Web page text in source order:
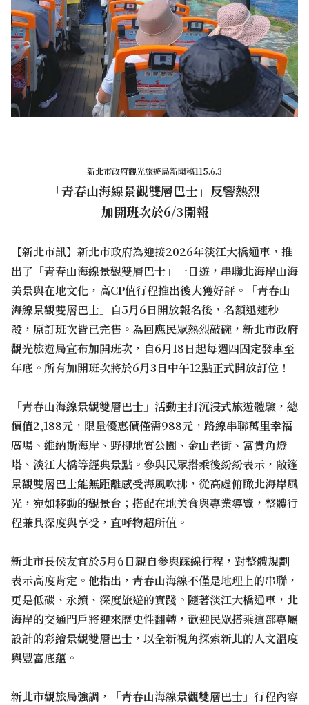
新北市政府觀光旅遊局新聞稿115.6.3
「青春山海線景觀雙層巴士」反響熱烈
加開班次於6/3開報
【新北市訊】新北市政府為迎接2026年淡江大橋通車，推
出了「青春山海線景觀雙層巴士」一日遊，串聯北海岸山海
美景與在地文化，高CP值行程推出後大獲好評。「青春山
海線景觀雙層巴士」自5月6日開放報名後，名額迅速秒
殺，原訂班次皆已完售。為回應民眾熱烈敲碗，新北市政府
觀光旅遊局宣布加開班次，自6月18日起每週四固定發車至
年底。所有加開班次將於6月3日中午12點正式開放訂位！
「青春山海線景觀雙層巴士」活動主打沉浸式旅遊體驗，總
價值2,188元，限量優惠價僅需988元，路線串聯萬里幸福
廣場、維納斯海岸、野柳地質公園、金山老街、富貴角燈
塔、淡江大橋等經典景點。參與民眾搭乘後紛紛表示，敞篷
景觀雙層巴士能無距離感受海風吹拂，從高處俯瞰北海岸風
光，宛如移動的觀景台；搭配在地美食與專業導覽，整體行
程兼具深度與享受，直呼物超所值。
新北市長侯友宜於5月6日親自參與踩線行程，對整體規劃
表示高度肯定。他指出，青春山海線不僅是地理上的串聯，
更是低碳、永續、深度旅遊的實踐。隨著淡江大橋通車，北
海岸的交通門戶將迎來歷史性翻轉，歡迎民眾搭乘這部專屬
設計的彩繪景觀雙層巴士，以全新視角探索新北的人文溫度
與豐富底蘊。
新北市觀旅局強調，「青春山海線景觀雙層巴士」行程內容